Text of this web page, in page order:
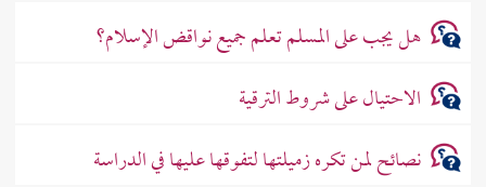
هل يجب على المسلم تعلم جميع نواقض الإسلام؟
الاحتيال على شروط الترقية
نصائح لمن تكره زميلتها لتفوقها عليها في الدراسة